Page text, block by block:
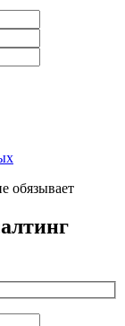
обязывает